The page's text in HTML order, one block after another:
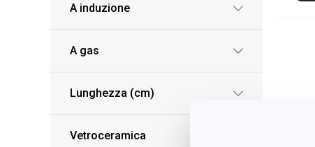
A induzione
A gas
Lunghezza (cm)
Vetroceramica